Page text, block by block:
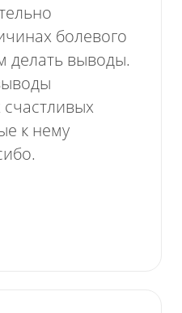
болевого
делать выводы.
к нему